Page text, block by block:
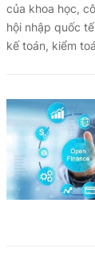
của khoa học,
hội nhập quốc
kế toán, kiểm
lượng nguồn
bối cảnh chuyển